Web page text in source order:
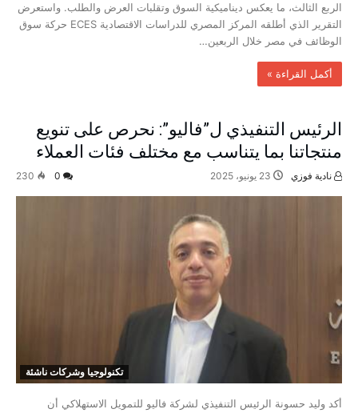
الربع الثالث، ما يعكس ديناميكية السوق وتقلبات العرض والطلب. واستعرض
التقرير الذي أطلقه المركز المصري للدراسات الاقتصادية ECES حركة سوق
الوظائف في مصر خلال الربعين…
‫أكمل القراءة »‬
الرئيس التنفيذي ل”فاليو”: نحرص على تنويع
منتجاتنا بما يتناسب مع مختلف فئات العملاء
نادية فوزي 23 يونيو، 2025 230
تكنولوجيا وشركات ناشئة
أكد وليد حسونة الرئيس التنفيذي لشركة فاليو للتمويل الاستهلاكي أن